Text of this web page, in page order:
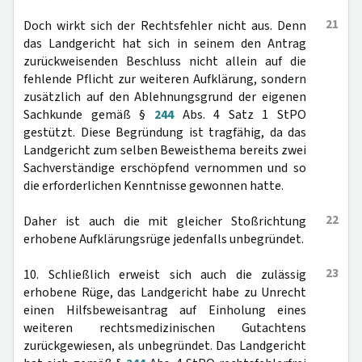
21
Doch wirkt sich der Rechtsfehler nicht aus. Denn
das Landgericht hat sich in seinem den Antrag
zurückweisenden Beschluss nicht allein auf die
fehlende Pflicht zur weiteren Aufklärung, sondern
zusätzlich auf den Ablehnungsgrund der eigenen
Sachkunde gemäß § 244Abs. 4 Satz 1 StPO
gestützt. Diese Begründung ist tragfähig, da das
Landgericht zum selben Beweisthema bereits zwei
Sachverständige erschöpfend vernommen und so
die erforderlichen Kenntnisse gewonnen hatte.
22
Daher ist auch die mit gleicher Stoßrichtung
erhobene Aufklärungsrüge jedenfalls unbegründet.
23
10. Schließlich erweist sich auch die zulässig
erhobene Rüge, das Landgericht habe zu Unrecht
einen Hilfsbeweisantrag auf Einholung eines
weiteren rechtsmedizinischen Gutachtens
zurückgewiesen, als unbegründet. Das Landgericht